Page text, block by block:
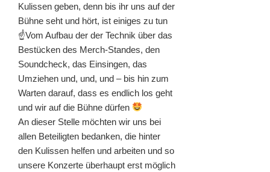
Kulissen geben, denn bis ihr uns auf der
Bühne seht und hört, ist einiges zu tun
☝Vom Aufbau der der Technik über das
Bestücken des Merch-Standes, den
Soundcheck, das Einsingen, das
Umziehen und, und, und – bis hin zum
Warten darauf, dass es endlich los geht
und wir auf die Bühne dürfen
An dieser Stelle möchten wir uns bei
allen Beteiligten bedanken, die hinter
den Kulissen helfen und arbeiten und so
unsere Konzerte überhaupt erst möglich